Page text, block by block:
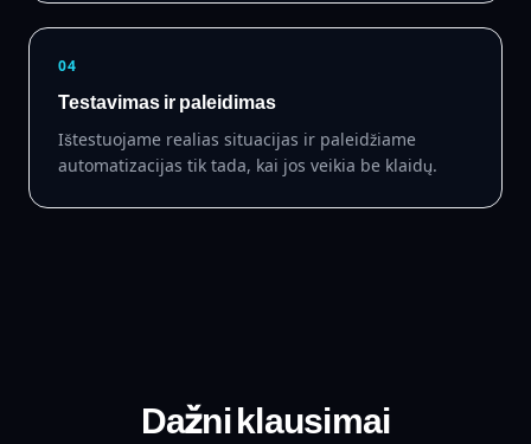
04
Testavimas ir paleidimas
Ištestuojame realias situacijas ir paleidžiame
automatizacijas tik tada, kai jos veikia be klaidų.
Dažni klausimai